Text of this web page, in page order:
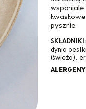
wspaniale
pysznie.
SKŁADNIKI:
dynia
(świeża),